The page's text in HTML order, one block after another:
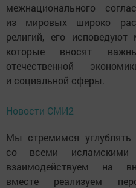
межнационального
из мировых широко
религий, его
которые вносят
отечественной
и социальной сферы.
Новости СМИ2
Мы стремимся углублять
со всеми исламскими
взаимодействуем на
вместе реализуем